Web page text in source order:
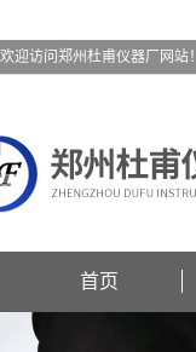
欢迎访问郑州杜甫仪器厂网站！
首页